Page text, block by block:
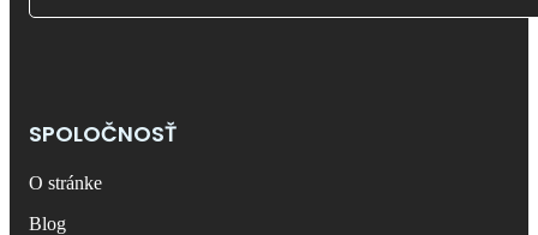
SPOLOČNOSŤ
O stránke
Blog